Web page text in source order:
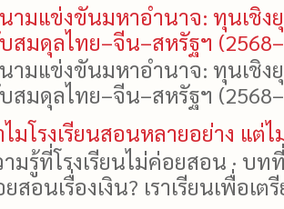
ามแข่งขันมหาอำนาจ: ทุนเชิง
สมดุลไทย–จีน–สหรัฐฯ
ามแข่งขันมหาอำนาจ: ทุนเชิง
สมดุลไทย–จีน–สหรัฐฯ
มโรงเรียนสอนหลายอย่าง แต่ไ
มรู้ที่โรงเรียนไม่ค่อยสอน · บ
สอนเรื่องเงิน? เราเรียนเพื่อเต